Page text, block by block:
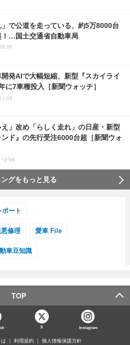
」で公道を走っている、約5万8000台
！…国土交通省自動車局
開発AIで大幅短縮、新型『スカイライ
に7車種投入［新聞ウォッチ］
え」改め「らしく走れ」の日産・新型
ンド』の先行受注6000台超［新聞ウォ
グをもっと見る
ポート
修理 愛車 File
車豆知識
TOP
X Instagram
利用規約 個人情報保護方針